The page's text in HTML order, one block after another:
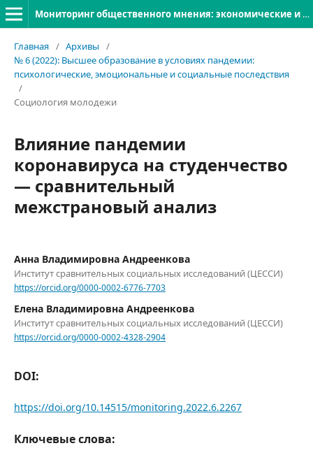
Мониторинг общественного мнения: экономические и социальные перемены
Главная / Архивы
/
№ 6 (2022): Высшее образование в условиях пандемии:
психологические, эмоциональные и социальные последствия
/
Социология молодежи
Влияние пандемии
коронавируса на студенчество
— сравнительный
межстрановый анализ
Анна Владимировна Андреенкова
Институт сравнительных социальных исследований (ЦЕССИ)
https://orcid.org/0000-0002-6776-7703
Елена Владимировна Андреенкова
Институт сравнительных социальных исследований (ЦЕССИ)
https://orcid.org/0000-0002-4328-2904
DOI:
https://doi.org/10.14515/monitoring.2022.6.2267
Ключевые слова: